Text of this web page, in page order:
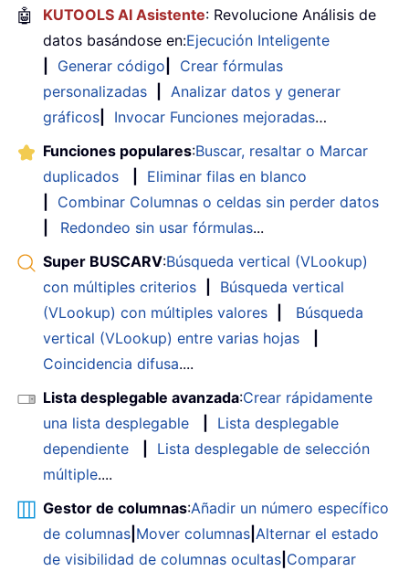
🤖 KUTOOLS AI Asistente: Revolucione Análisis de
datos basándose en:Ejecución Inteligente
Generar código
Crear fórmulas
personalizadas
Analizar datos y generar
gráficos
Invocar Funciones mejoradas…
Funciones populares:Buscar, resaltar o Marcar
duplicados
Eliminar filas en blanco
Combinar Columnas o celdas sin perder datos
Redondeo sin usar fórmulas...
Super BUSCARV:Búsqueda vertical (VLookup)
con múltiples criterios
Búsqueda vertical
(VLookup) con múltiples valores
Búsqueda
vertical (VLookup) entre varias hojas
Coincidencia difusa....
Lista desplegable avanzada:Crear rápidamente
una lista desplegable
Lista desplegable
dependiente
Lista desplegable de selección
múltiple....
Gestor de columnas:Añadir un número específico
de columnas Mover columnas Alternar el estado
de visibilidad de columnas ocultas Comparar